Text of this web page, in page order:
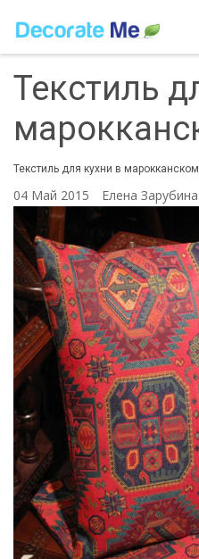
Текстиль
Текстиль для кухни в
04 Май 2015 Елена Зарубина